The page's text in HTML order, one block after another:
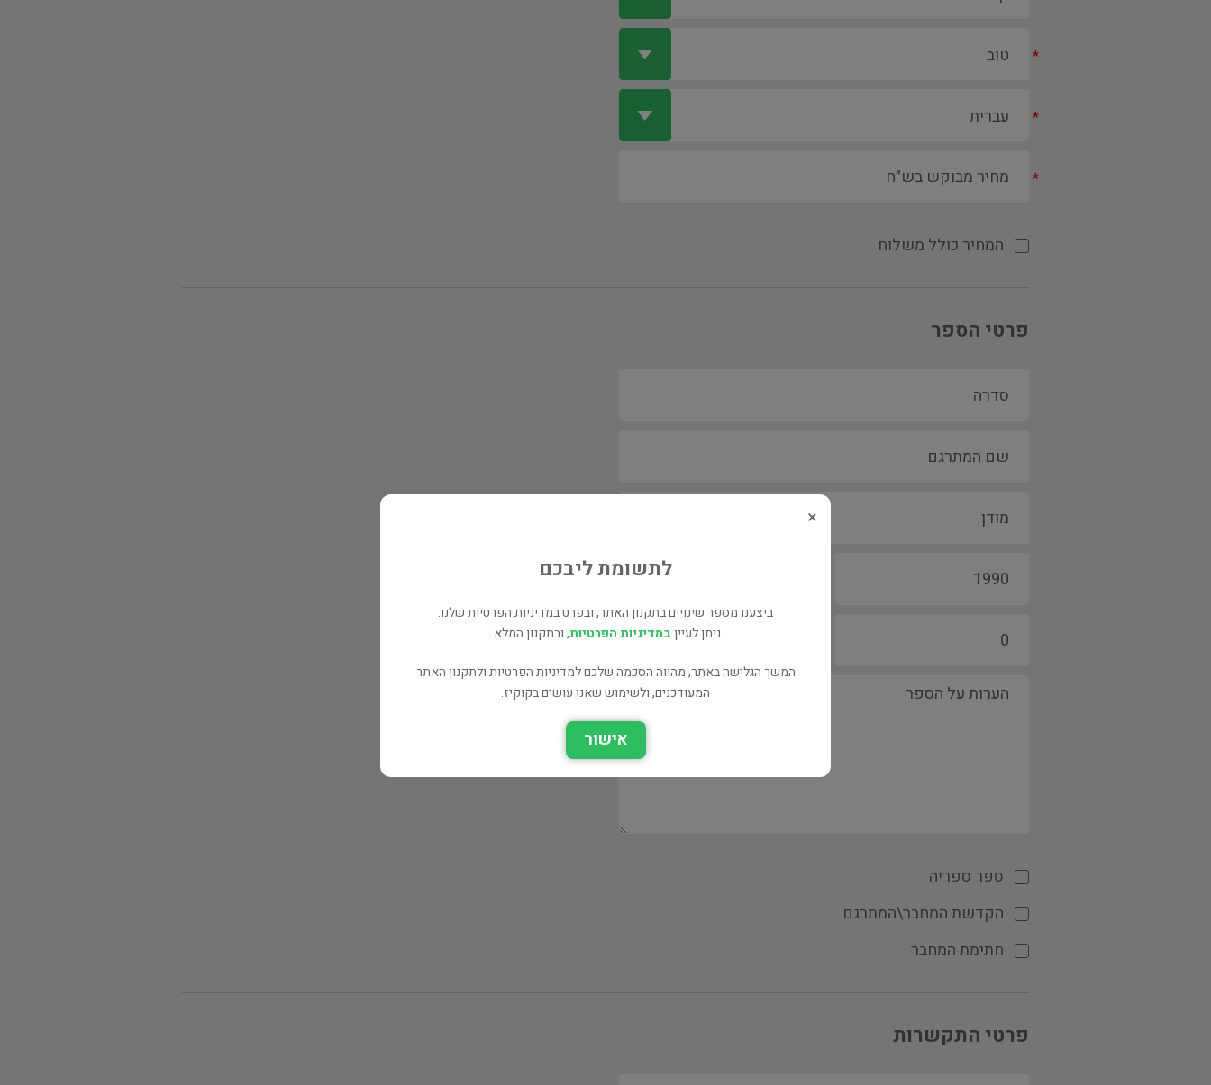
*
*
*
המחיר כולל משלוח
פרטי הספר
ספר ספריה
הקדשת המחבר\המתרגם
חתימת המחבר
פרטי התקשרות
×
לתשומת ליבכם
ביצענו מספר שינויים בתקנון האתר, ובפרט במדיניות הפרטיות שלנו.
ניתן לעייןבמדיניות הפרטיות, ובתקנון המלא.
המשך הגלישה באתר, מהווה הסכמה שלכם למדיניות הפרטיות ולתקנון האתר
המעודכנים, ולשימוש שאנו עושים בקוקיז.
אישור